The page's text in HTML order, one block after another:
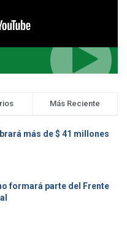
Más Reciente
más de $ 41 millones
no formará parte del Frente